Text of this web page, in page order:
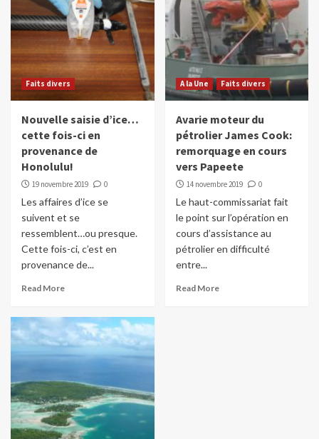
Faits divers
Nouvelle saisie d’ice…
cette fois-ci en
provenance de
Honolulu!
19 novembre 2019 0
Les affaires d’ice se
suivent et se
ressemblent…ou presque.
Cette fois-ci, c’est en
provenance de...
Read More
A la Une Faits divers
Avarie moteur du
pétrolier James Cook:
remorquage en cours
vers Papeete
14 novembre 2019 0
Le haut-commissariat fait
le point sur l’opération en
cours d’assistance au
pétrolier en difficulté
entre...
Read More